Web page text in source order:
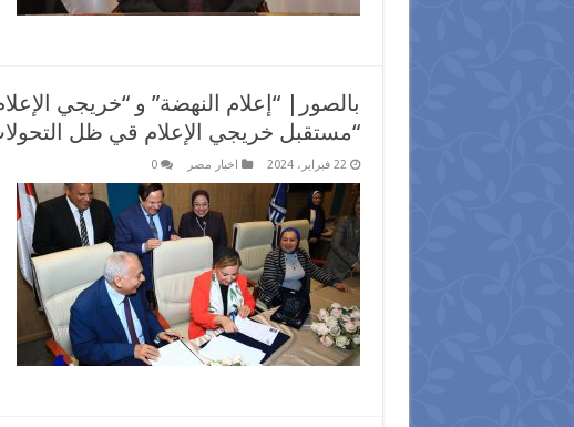
بالصور| “إعلام النهضة” و “خريجي
“مستقبل خريجي الإعلام قي ظل
22 فبراير، 2024 اخبار مصر 0